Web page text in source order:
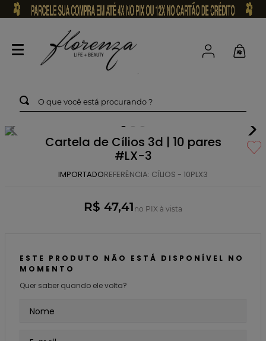
O que você está procurando ?
Cartela de Cílios 3d | 10 pares
#LX-3
IMPORTADOREFERÊNCIA: CÍLIOS - 10PLX3
R$ 47,41 no PIX à vista
ESTE PRODUTO NÃO ESTÁ DISPONÍVEL NO
MOMENTO
Quer saber quando ele volta?